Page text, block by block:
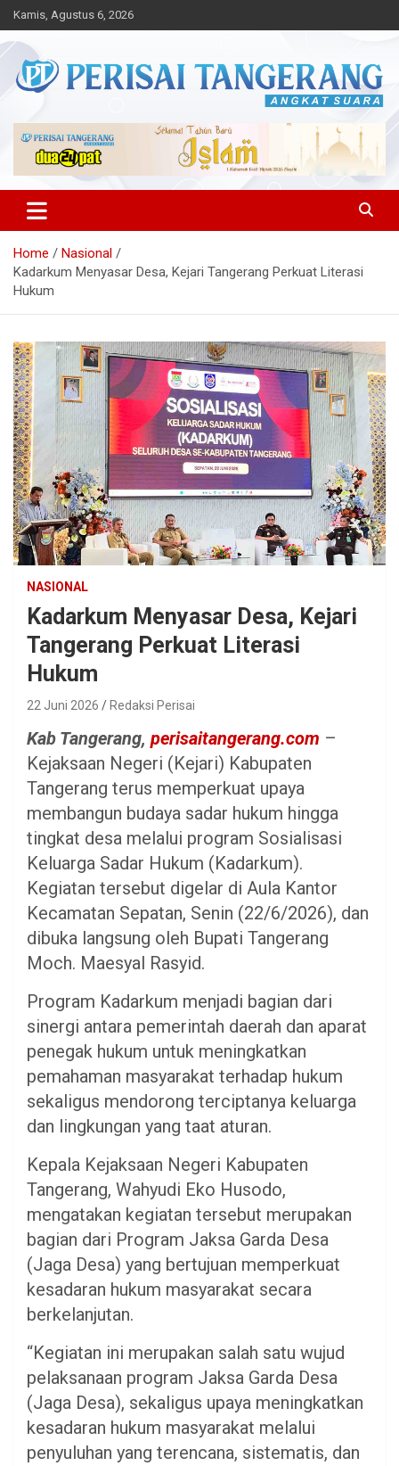
Skip
to
content
Kamis, Agustus 6, 2026
Perisai Tangerang – Angkat
Suara
Home
Nasional
Kadarkum Menyasar Desa, Kejari Tangerang Perkuat Literasi
Hukum
NASIONAL
Kadarkum Menyasar Desa, Kejari
Tangerang Perkuat Literasi
Hukum
22 Juni 2026 Redaksi Perisai
Kab Tangerang, perisaitangerang.com –
Kejaksaan Negeri (Kejari) Kabupaten
Tangerang terus memperkuat upaya
membangun budaya sadar hukum hingga
tingkat desa melalui program Sosialisasi
Keluarga Sadar Hukum (Kadarkum).
Kegiatan tersebut digelar di Aula Kantor
Kecamatan Sepatan, Senin (22/6/2026), dan
dibuka langsung oleh Bupati Tangerang
Moch. Maesyal Rasyid.
Program Kadarkum menjadi bagian dari
sinergi antara pemerintah daerah dan aparat
penegak hukum untuk meningkatkan
pemahaman masyarakat terhadap hukum
sekaligus mendorong terciptanya keluarga
dan lingkungan yang taat aturan.
Kepala Kejaksaan Negeri Kabupaten
Tangerang, Wahyudi Eko Husodo,
mengatakan kegiatan tersebut merupakan
bagian dari Program Jaksa Garda Desa
(Jaga Desa) yang bertujuan memperkuat
kesadaran hukum masyarakat secara
berkelanjutan.
“Kegiatan ini merupakan salah satu wujud
pelaksanaan program Jaksa Garda Desa
(Jaga Desa), sekaligus upaya meningkatkan
kesadaran hukum masyarakat melalui
penyuluhan yang terencana, sistematis, dan